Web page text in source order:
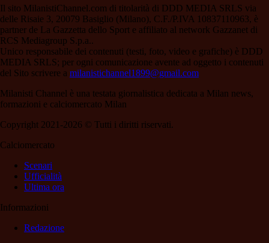
Il sito MilanistiChannel.com di titolarità di DDD MEDIA SRLS via
delle Risaie 3, 20079 Basiglio (Milano), C.F./P.IVA 10837110963, è
partner de La Gazzetta dello Sport e affiliato al network Gazzanet di
RCS Mediagroup S.p.a..
Unico responsabile dei contenuti (testi, foto, video e grafiche) è DDD
MEDIA SRLS; per ogni comunicazione avente ad oggetto i contenuti
del Sito scrivere a milanistichannel1899@gmail.com
Milanisti Channel è una testata giornalistica dedicata a Milan news,
formazioni e calciomercato Milan
Copyright 2021-2026 © Tutti i diritti riservati.
Calciomercato
Scenari
Ufficialità
Ultima ora
Informazioni
Redazione